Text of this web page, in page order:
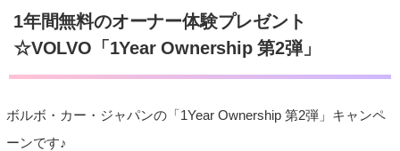
1年間無料のオーナー体験プレゼント
☆VOLVO「1Year Ownership 第2弾」
ボルボ・カー・ジャパンの「1Year Ownership 第2弾」キャンペ
ーンです♪